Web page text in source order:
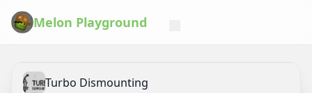
Melon Playground
Turbo Dismounting